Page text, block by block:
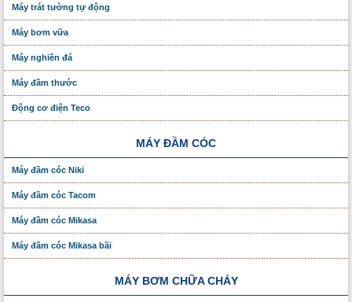
Máy trát tường tự động
Máy bơm vữa
Máy nghiền đá
Máy đầm thước
Động cơ điện Teco
MÁY ĐẦM CÓC
Máy đầm cóc Niki
Máy đầm cóc Tacom
Máy đầm cóc Mikasa
Máy đầm cóc Mikasa bãi
MÁY BƠM CHỮA CHÁY